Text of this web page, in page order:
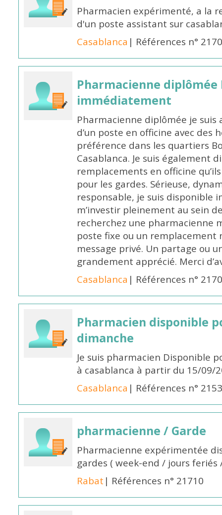
Pharmacien expérimenté, a la
d'un poste assistant sur
Casablanca | Références n°
Pharmacienne diplômée
immédiatement
Pharmacienne diplômée je
d’un poste en officine avec des
préférence dans les quartiers
Casablanca. Je suis également
remplacements en officine
pour les gardes. Sérieuse,
responsable, je suis
m’investir pleinement au sein
recherchez une pharmacienne
poste fixe ou un remplacement
message privé. Un partage ou
grandement apprécié. Merci
Casablanca | Références n°
Pharmacien disponible
dimanche
Je suis pharmacien Disponible
à casablanca à partir du 15/09/
Casablanca | Références n°
pharmacienne / Garde
Pharmacienne expérimentée
gardes ( week-end / jours
Rabat | Références n° 21710